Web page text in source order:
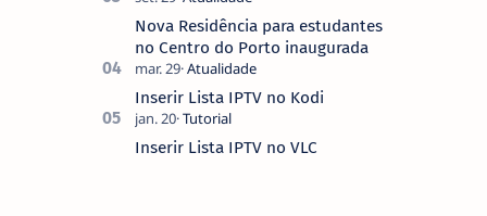
Nova Residência para estudantes
no Centro do Porto inaugurada
Inserir Lista IPTV no Kodi
Inserir Lista IPTV no VLC